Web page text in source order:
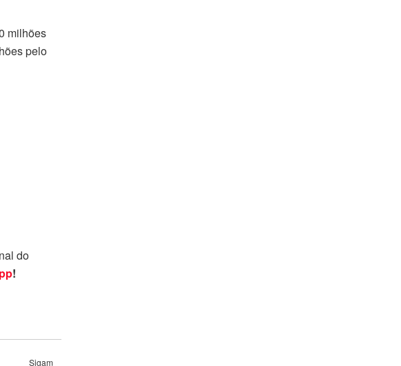
milhões
pelo
do
!
Sigam